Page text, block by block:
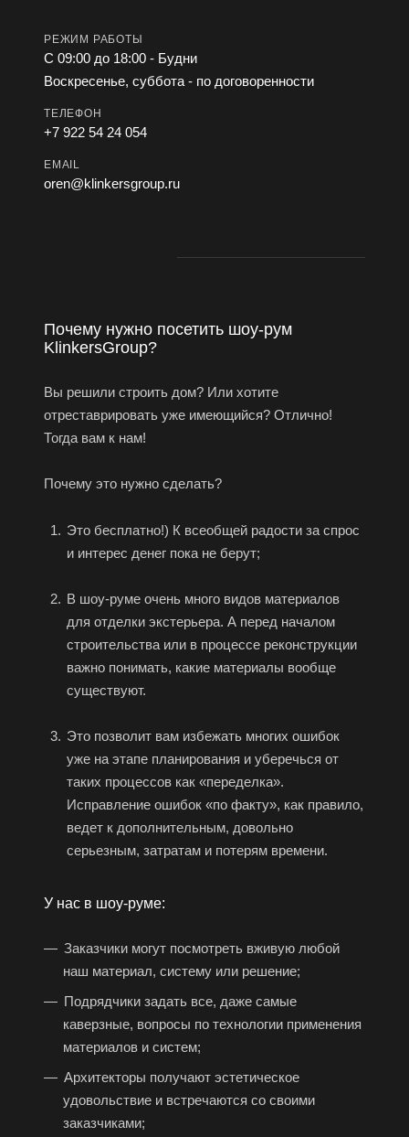
РЕЖИМ РАБОТЫ
С 09:00 до 18:00 - Будни
Воскресенье, суббота - по договоренности
ТЕЛЕФОН
+7 922 54 24 054
EMAIL
oren@klinkersgroup.ru
Почему нужно посетить шоу-рум
KlinkersGroup?
Вы решили строить дом? Или хотите
отреставрировать уже имеющийся? Отлично!
Тогда вам к нам!
Почему это нужно сделать?
Это бесплатно!) К всеобщей радости за спрос
и интерес денег пока не берут;
В шоу-руме очень много видов материалов
для отделки экстерьера. А перед началом
строительства или в процессе реконструкции
важно понимать, какие материалы вообще
существуют.
Это позволит вам избежать многих ошибок
уже на этапе планирования и уберечься от
таких процессов как «переделка».
Исправление ошибок «по факту», как правило,
ведет к дополнительным, довольно
серьезным, затратам и потерям времени.
У нас в шоу-руме:
Заказчики могут посмотреть вживую любой
наш материал, систему или решение;
Подрядчики задать все, даже самые
каверзные, вопросы по технологии применения
материалов и систем;
Архитекторы получают эстетическое
удовольствие и встречаются со своими
заказчиками;